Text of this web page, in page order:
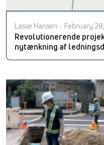
Lasse Hansen February
Revolutionerende
nytænkning af